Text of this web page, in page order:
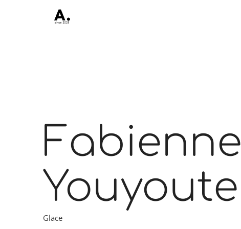
Fabienne
Youyoute
Glace